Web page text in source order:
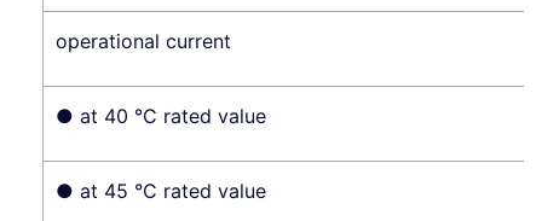
operational current
● at 40 °C rated value
● at 45 °C rated value